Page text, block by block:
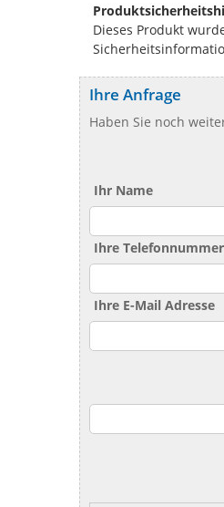
Dieses Produkt
Ihre Anfrage
Haben Sie noch
Ihr Name
Ihre Telefonnummer
Ihre E-Mail Adresse